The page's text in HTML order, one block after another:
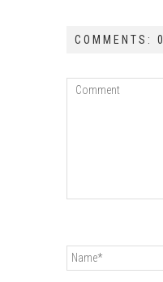
COMMENTS: 0